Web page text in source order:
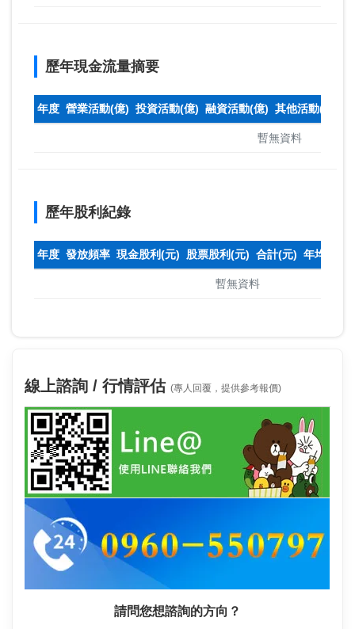
歷年現金流量摘要
年度 營業活動(億) 投資活動(億) 融資活動(億) 其他活動(億)
暫無資料
歷年股利紀錄
年度 發放頻率 現金股利(元) 股票股利(元) 合計(元) 年均收盤
暫無資料
線上諮詢 / 行情評估 (專人回覆，提供參考報價)
請問您想諮詢的方向？